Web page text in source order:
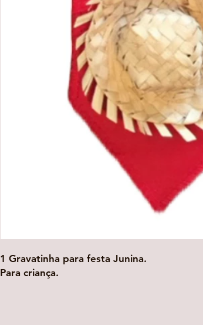
1 Gravatinha para festa Junina.
Para criança.